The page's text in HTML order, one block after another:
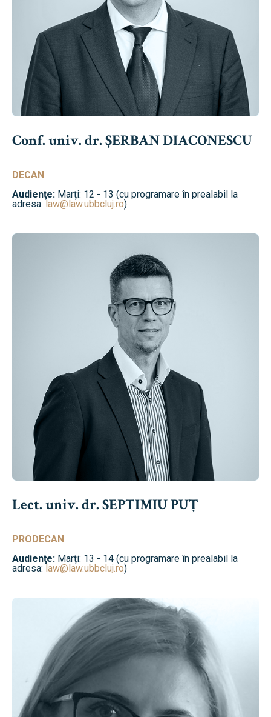
Conf. univ. dr. ȘERBAN DIACONESCU
DECAN
Audienţe: Marți: 12 - 13 (cu programare în prealabil la
adresa:law@law.ubbcluj.ro)
Lect. univ. dr. SEPTIMIU PUȚ
PRODECAN
Audienţe: Marți: 13 - 14 (cu programare în prealabil la
adresa:law@law.ubbcluj.ro)